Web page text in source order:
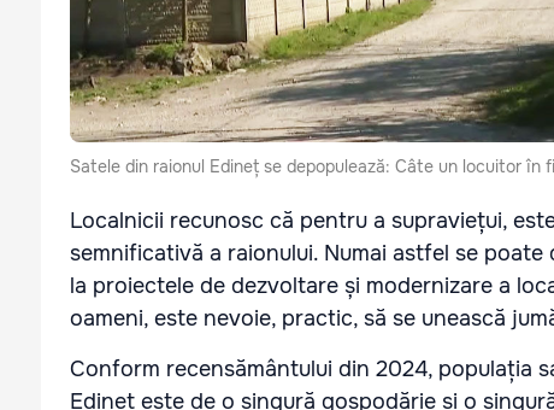
Satele din raionul Edineț se depopulează: Câte un locuitor în
Localnicii recunosc că pentru a supraviețui,
semnificativă a raionului. Numai astfel se
la proiectele de dezvoltare și modernizare a
oameni, este nevoie, practic, să se unească
Conform recensământului din 2024, populația
Edineț este de o singură gospodărie și o